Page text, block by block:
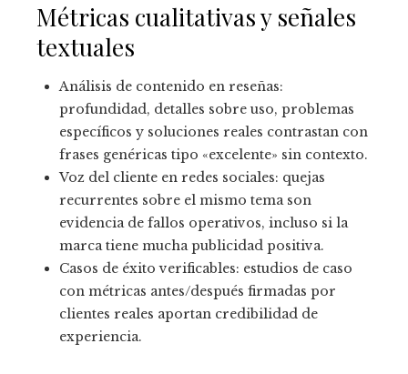
Métricas cualitativas y señales
textuales
Análisis de contenido en reseñas:
profundidad, detalles sobre uso, problemas
específicos y soluciones reales contrastan con
frases genéricas tipo «excelente» sin contexto.
Voz del cliente en redes sociales: quejas
recurrentes sobre el mismo tema son
evidencia de fallos operativos, incluso si la
marca tiene mucha publicidad positiva.
Casos de éxito verificables: estudios de caso
con métricas antes/después firmadas por
clientes reales aportan credibilidad de
experiencia.